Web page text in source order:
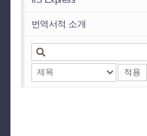
번역서적 소개
적용